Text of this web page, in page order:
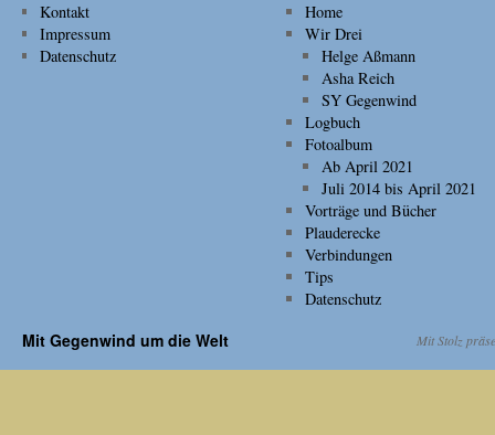
Kontakt
Impressum
Datenschutz
Home
Wir Drei
Helge Aßmann
Asha Reich
SY Gegenwind
Logbuch
Fotoalbum
Ab April 2021
Juli 2014 bis April 2021
Vorträge und Bücher
Plauderecke
Verbindungen
Tips
Datenschutz
Mit Gegenwind um die Welt Mit Stolz